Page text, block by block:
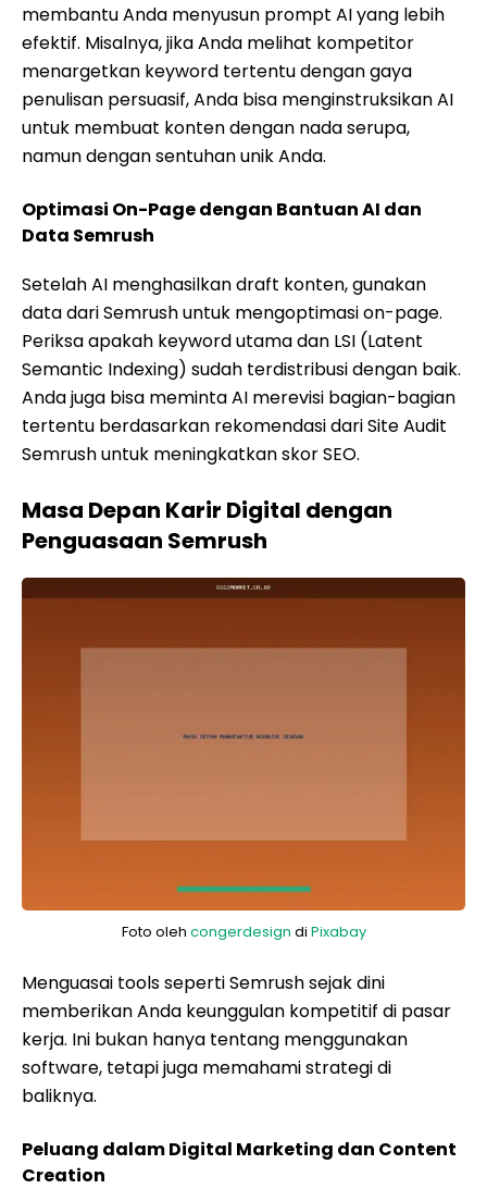
membantu Anda menyusun prompt AI yang lebih
efektif. Misalnya, jika Anda melihat kompetitor
menargetkan keyword tertentu dengan gaya
penulisan persuasif, Anda bisa menginstruksikan AI
untuk membuat konten dengan nada serupa,
namun dengan sentuhan unik Anda.
Optimasi On-Page dengan Bantuan AI dan
Data Semrush
Setelah AI menghasilkan draft konten, gunakan
data dari Semrush untuk mengoptimasi on-page.
Periksa apakah keyword utama dan LSI (Latent
Semantic Indexing) sudah terdistribusi dengan baik.
Anda juga bisa meminta AI merevisi bagian-bagian
tertentu berdasarkan rekomendasi dari Site Audit
Semrush untuk meningkatkan skor SEO.
Masa Depan Karir Digital dengan
Penguasaan Semrush
Foto oleh congerdesign di Pixabay
Menguasai tools seperti Semrush sejak dini
memberikan Anda keunggulan kompetitif di pasar
kerja. Ini bukan hanya tentang menggunakan
software, tetapi juga memahami strategi di
baliknya.
Peluang dalam Digital Marketing dan Content
Creation